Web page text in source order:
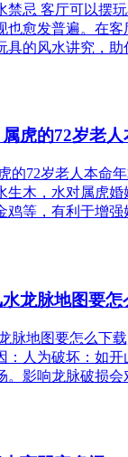
禁忌 客厅可以摆
也愈发普遍。在
具的风水讲究，
虎的72岁老
的72岁老人本命
生木，水对属虎
鸡等，有利于增
龙脉地图要怎
脉地图要怎么下
：人为破坏：如
。影响龙脉破损